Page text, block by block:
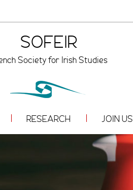
SOFEIR
Society for Irish Studies
RESEARCH JOIN US